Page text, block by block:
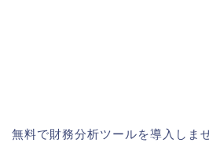
無料で財務分析ツールを導入しま